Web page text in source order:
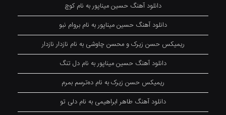
دانلود آهنگ حسین میناپور به نام کوچ
دانلود آهنگ حسین میناپور به نام بروام نبو
ریمیکس حسن زیرک و محسن چاوشی به نام نازدار نازدار
دانلود آهنگ حسین میناپور به نام دل تنگ
ریمیکس حسن زیرک به نام دەترسم بمرم
دانلود آهنگ طاهر ابراهیمی به نام دلی تو